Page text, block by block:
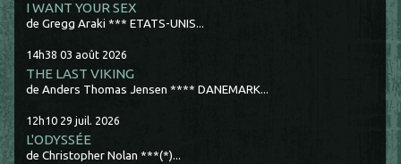
I WANT YOUR SEX
de Gregg Araki *** ETATS-UNIS...
14h38 03 août 2026
THE LAST VIKING
de Anders Thomas Jensen **** DANEMARK...
12h10 29 juil. 2026
L'ODYSSÉE
de Christopher Nolan ***(*)...